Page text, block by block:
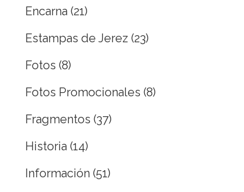
Encarna (21)
Estampas de Jerez (23)
Fotos (8)
Fotos Promocionales (8)
Fragmentos (37)
Historia (14)
Información (51)